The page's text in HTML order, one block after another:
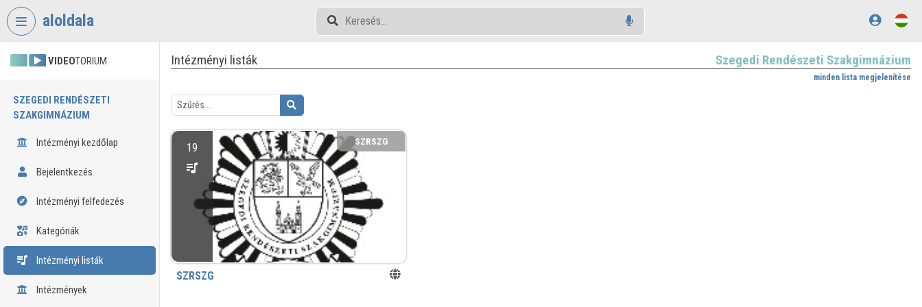
Fejléc kihagyása
aloldala
VIDEOTORIUM
SZEGEDI RENDÉSZETI
SZAKGIMNÁZIUM
Intézményi kezdőlap
Bejelentkezés
Intézményi felfedezés
Kategóriák
Intézményi listák
Intézmények
Intézményi listák Szegedi Rendészeti Szakgimnázium
minden lista megjelenítése
SZRSZG
19
SZRSZG